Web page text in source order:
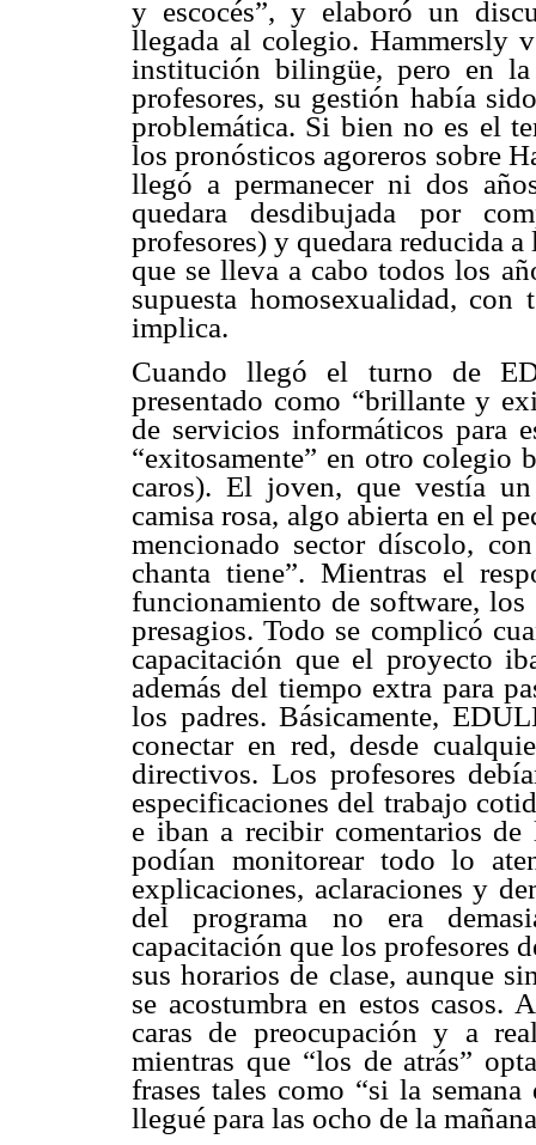
y escocés”, y elaboró un
llegada al colegio. Hammersly
institución bilingüe, pero en
profesores, su gestión había
problemática. Si bien no es el
los pronósticos agoreros sobre
llegó a permanecer ni dos
quedara desdibujada por
profesores) y quedara reducida
que se lleva a cabo todos los
supuesta homosexualidad,
implica.
Cuando llegó el turno de
presentado como “brillante y
de servicios informáticos para
“exitosamente” en otro colegio
caros). El joven, que vestía
camisa rosa, algo abierta en el
mencionado sector díscolo,
chanta tiene”. Mientras el
funcionamiento de software,
presagios. Todo se complicó
capacitación que el proyecto
además del tiempo extra para
los padres. Básicamente,
conectar en red, desde
directivos. Los profesores
especificaciones del trabajo
e iban a recibir comentarios de
podían monitorear todo lo
explicaciones, aclaraciones y
del programa no era
capacitación que los profesores
sus horarios de clase, aunque
se acostumbra en estos casos.
caras de preocupación y a
mientras que “los de atrás”
frases tales como “si la
llegué para las ocho de la